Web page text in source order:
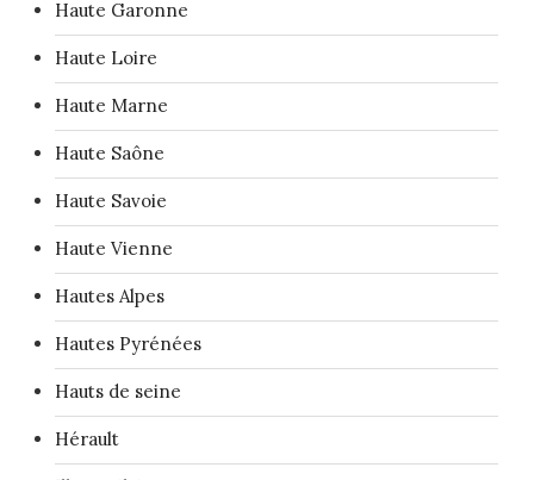
Haute Garonne
Haute Loire
Haute Marne
Haute Saône
Haute Savoie
Haute Vienne
Hautes Alpes
Hautes Pyrénées
Hauts de seine
Hérault